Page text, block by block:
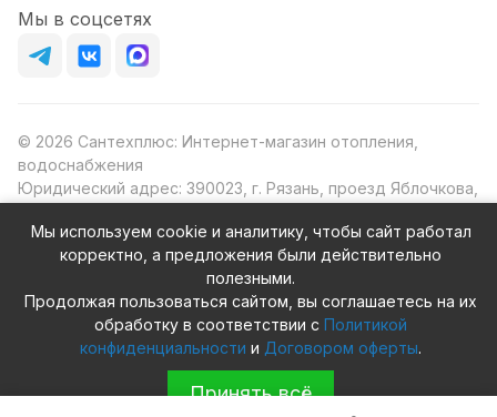
Мы в соцсетях
© 2026 Сантехплюс: Интернет-магазин отопления,
водоснабжения
Юридический адрес: 390023, г. Рязань, проезд Яблочкова,
ИНН/КПП: 6230087631/623001001
ОГРН: 1156230000080
Мы используем cookie и аналитику, чтобы сайт работал
корректно, а предложения были действительно
полезными.
Продолжая пользоваться сайтом, вы соглашаетесь на их
обработку в соответствии с Политикой
конфиденциальности и Договором оферты.
Принять всё
Конфиденциальность Оферта